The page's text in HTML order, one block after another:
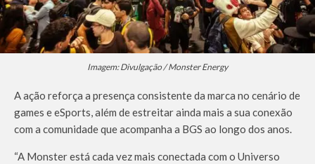
Imagem: Divulgação / Monster Energy
A ação reforça a presença consistente da marca no cenário de
games e eSports, além de estreitar ainda mais a sua conexão
com a comunidade que acompanha a BGS ao longo dos anos.
“A Monster está cada vez mais conectada com o Universo